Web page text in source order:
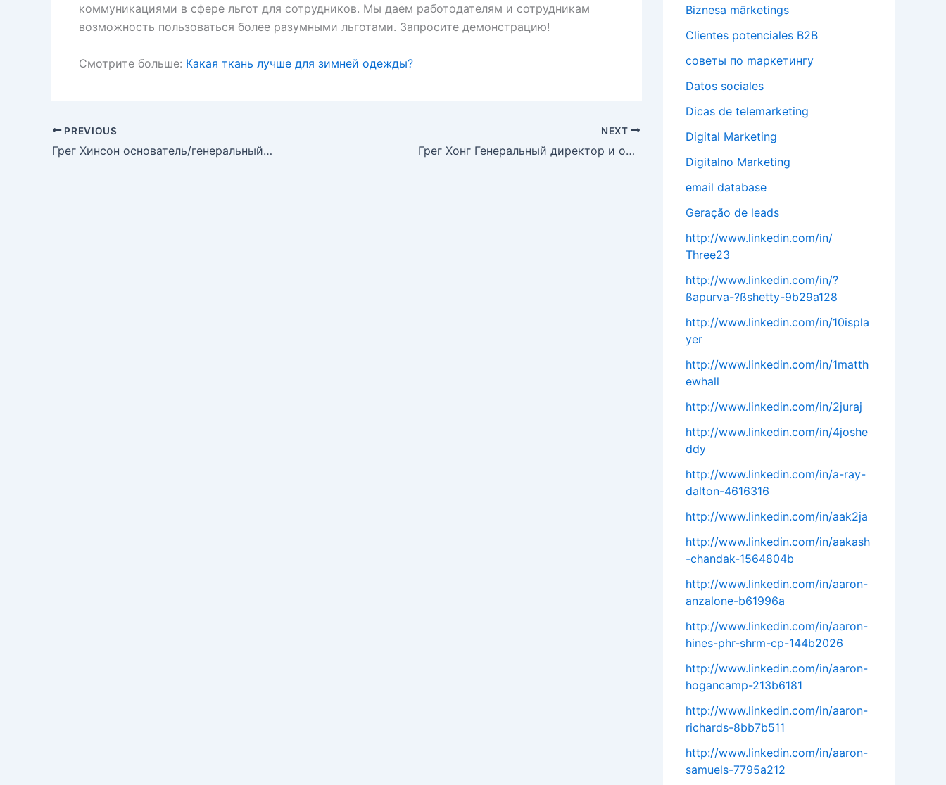
коммуникациями в сфере льгот для сотрудников. Мы даем работодателям и сотрудникам
возможность пользоваться более разумными льготами. Запросите демонстрацию!
Смотрите больше: Какая ткань лучше для зимней одежды?
PREVIOUS
Грег Хинсон основатель/генеральный директор
NEXT
Грег Хонг Генеральный директор и основатель
Biznesa mārketings
Clientes potenciales B2B
cоветы по mаркетингу
Datos sociales
Dicas de telemarketing
Digital Marketing
Digitalno Marketing
email database
Geração de leads
http://www.linkedin.com/in/
Three23
http://www.linkedin.com/in/?
ßapurva-?ßshetty-9b29a128
http://www.linkedin.com/in/10ispla
yer
http://www.linkedin.com/in/1matth
ewhall
http://www.linkedin.com/in/2juraj
http://www.linkedin.com/in/4joshe
ddy
http://www.linkedin.com/in/a-ray-
dalton-4616316
http://www.linkedin.com/in/aak2ja
http://www.linkedin.com/in/aakash
-chandak-1564804b
http://www.linkedin.com/in/aaron-
anzalone-b61996a
http://www.linkedin.com/in/aaron-
hines-phr-shrm-cp-144b2026
http://www.linkedin.com/in/aaron-
hogancamp-213b6181
http://www.linkedin.com/in/aaron-
richards-8bb7b511
http://www.linkedin.com/in/aaron-
samuels-7795a212